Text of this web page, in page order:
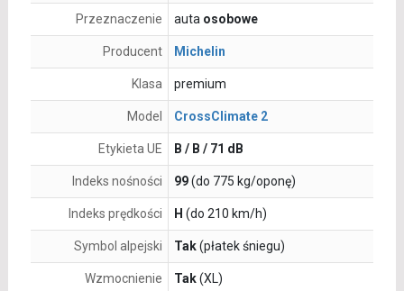
Przeznaczenie auta osobowe
Producent Michelin
Klasa premium
Model CrossClimate 2
Etykieta UE B / B / 71 dB
Indeks nośności 99(do 775 kg/oponę)
Indeks prędkości H (do 210 km/h)
Symbol alpejski Tak(płatek śniegu)
Wzmocnienie Tak(XL)